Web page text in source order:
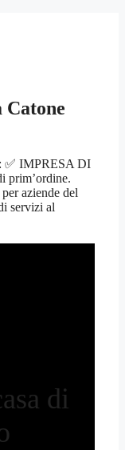
Catone
✅ IMPRESA DI
prim’ordine.
aziende del
servizi al
di